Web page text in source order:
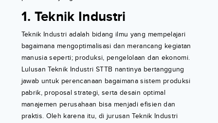
1. Teknik Industri
Teknik Industri adalah bidang ilmu yang mempelajari
bagaimana mengoptimalisasi dan merancang kegiatan
manusia seperti; produksi, pengelolaan dan ekonomi.
Lulusan Teknik Industri STTB nantinya bertanggung
jawab untuk perencanaan bagaimana sistem produksi
pabrik, proposal strategi, serta desain optimal
manajemen perusahaan bisa menjadi efisien dan
praktis. Oleh karena itu, di jurusan Teknik Industri